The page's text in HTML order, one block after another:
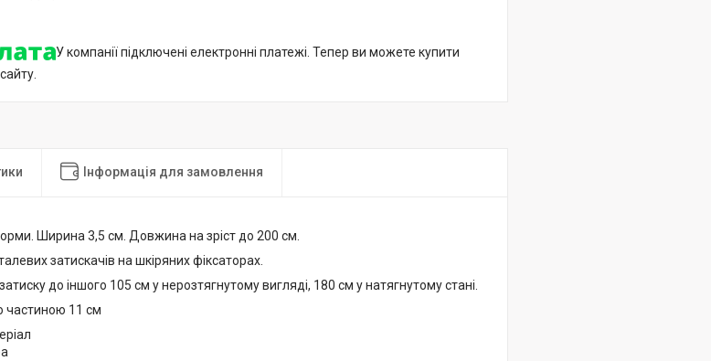
У компанії підключені електронні платежі. Тепер ви можете купити
Інформація для замовлення
Ширина 3,5 см. Довжина на зріст до 200 см.
затискачів на шкіряних фіксаторах.
до іншого 105 см у нерозтягнутому вигляді, 180 см у натягнутому стані.
частиною 11 см